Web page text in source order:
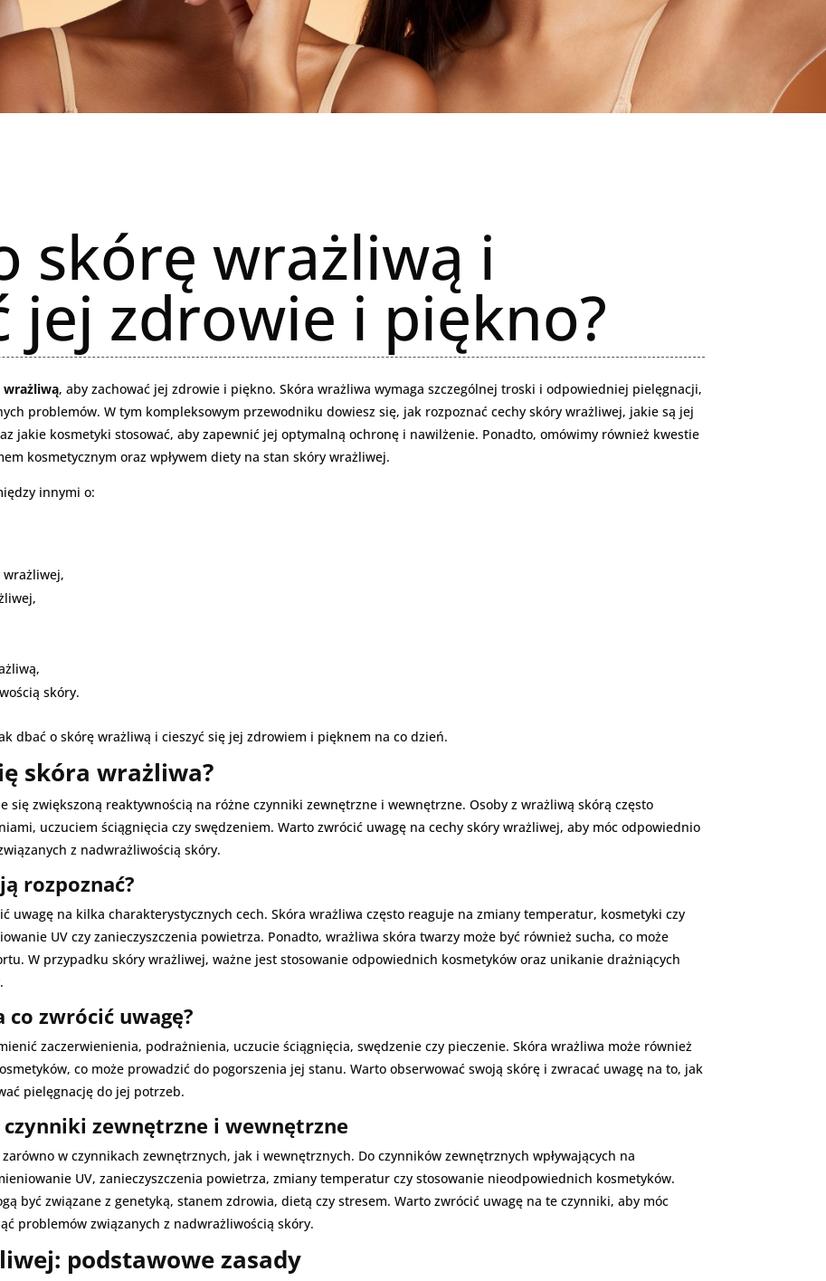
skórę wrażliwą i
jej zdrowie i piękno?
wrażliwą, aby zachować jej zdrowie i piękno. Skóra wrażliwa wymaga szczególnej troski i odpowiedniej pielęgnacji,
problemów. W tym kompleksowym przewodniku dowiesz się, jak rozpoznać cechy skóry wrażliwej, jakie są jej
jakie kosmetyki stosować, aby zapewnić jej optymalną ochronę i nawilżenie. Ponadto, omówimy również kwestie
kosmetycznym oraz wpływem diety na stan skóry wrażliwej.
innymi o:
wrażliwej,
skóry.
dbać o skórę wrażliwą i cieszyć się jej zdrowiem i pięknem na co dzień.
skóra wrażliwa?
się zwiększoną reaktywnością na różne czynniki zewnętrzne i wewnętrzne. Osoby z wrażliwą skórą często
uczuciem ściągnięcia czy swędzeniem. Warto zwrócić uwagę na cechy skóry wrażliwej, aby móc odpowiednio
z nadwrażliwością skóry.
rozpoznać?
uwagę na kilka charakterystycznych cech. Skóra wrażliwa często reaguje na zmiany temperatur, kosmetyki czy
UV czy zanieczyszczenia powietrza. Ponadto, wrażliwa skóra twarzy może być również sucha, co może
W przypadku skóry wrażliwej, ważne jest stosowanie odpowiednich kosmetyków oraz unikanie drażniących
zwrócić uwagę?
zaczerwienienia, podrażnienia, uczucie ściągnięcia, swędzenie czy pieczenie. Skóra wrażliwa może również
co może prowadzić do pogorszenia jej stanu. Warto obserwować swoją skórę i zwracać uwagę na to, jak
pielęgnację do jej potrzeb.
zewnętrzne i wewnętrzne
w czynnikach zewnętrznych, jak i wewnętrznych. Do czynników zewnętrznych wpływających na
UV, zanieczyszczenia powietrza, zmiany temperatur czy stosowanie nieodpowiednich kosmetyków.
być związane z genetyką, stanem zdrowia, dietą czy stresem. Warto zwrócić uwagę na te czynniki, aby móc
problemów związanych z nadwrażliwością skóry.
podstawowe zasady